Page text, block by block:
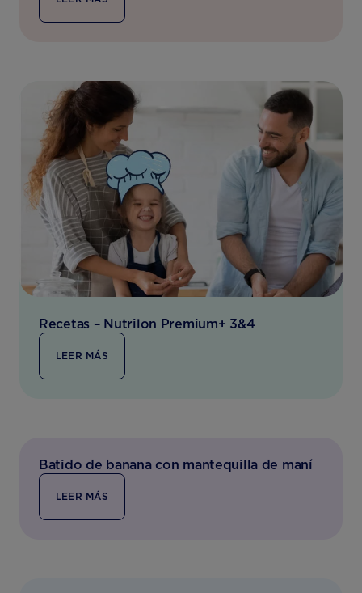
Recetas – Nutrilon Premium+ 3&4
LEER MÁS
Batido de banana con mantequilla de maní
LEER MÁS